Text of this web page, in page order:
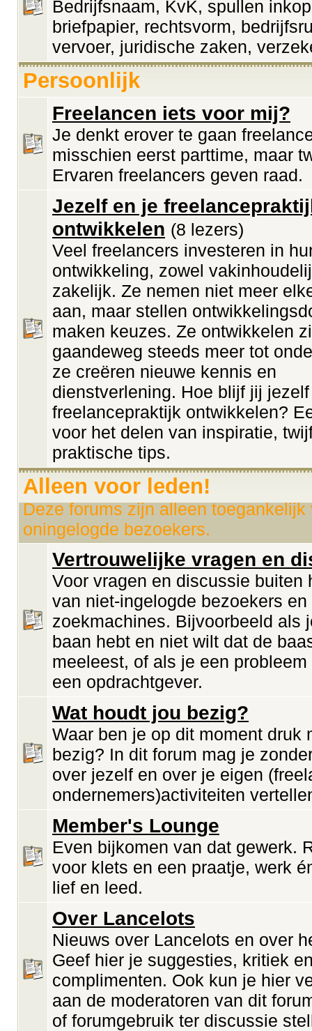
Bedrijfsnaam, KvK, spullen
briefpapier, rechtsvorm,
vervoer, juridische zaken,
Persoonlijk
Freelancen iets voor mij?
Je denkt erover te gaan
misschien eerst parttime, maar
Ervaren freelancers geven raad.
Jezelf en je
ontwikkelen (8 lezers)
Veel freelancers investeren in
ontwikkeling, zowel
zakelijk. Ze nemen niet meer
aan, maar stellen
maken keuzes. Ze ontwikkelen
gaandeweg steeds meer tot
ze creëren nieuwe kennis en
dienstverlening. Hoe blijf jij
freelancepraktijk ontwikkelen?
voor het delen van inspiratie,
praktische tips.
Alleen voor leden!
Deze forums zijn alleen
oningelogde bezoekers.
Vertrouwelijke vragen en
Voor vragen en discussie buiten
van niet-ingelogde bezoekers en
zoekmachines. Bijvoorbeeld als
baan hebt en niet wilt dat de
meeleest, of als je een probleem
een opdrachtgever.
Wat houdt jou bezig?
Waar ben je op dit moment druk
bezig? In dit forum mag je
over jezelf en over je eigen
ondernemers)activiteiten
Member's Lounge
Even bijkomen van dat gewerk.
voor klets en een praatje, werk
lief en leed.
Over Lancelots
Nieuws over Lancelots en over
Geef hier je suggesties, kritiek
complimenten. Ook kun je hier
aan de moderatoren van dit
of forumgebruik ter discussie